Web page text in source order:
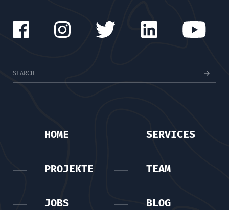
HOME SERVICES
PROJEKTE TEAM
JOBS BLOG